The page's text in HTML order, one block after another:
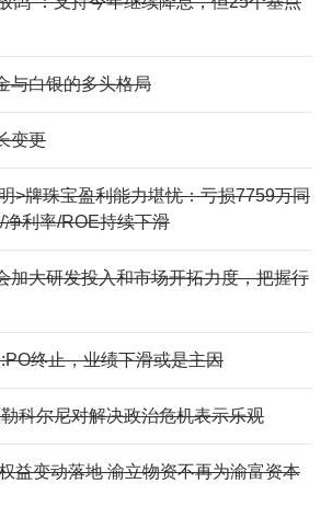
与白银的多头格局
变更
>牌珠宝盈利能力堪忧：亏损7759万同
利率/ROE持续下滑
加大研发投入和市场开拓力度，把握行
终止，业绩下滑或是主因
科尔尼对解决政治危机表示乐观
益变动落地 渝立物资不再为渝富资本